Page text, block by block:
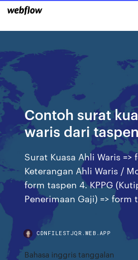
Contoh surat
waris dari
Surat Kuasa Ahli Waris
Keterangan Ahli Waris /
form taspen 4. KPPG
Penerimaan Gaji) => form
CDNFILESTJQR.WEB.APP
Bahasa inggris tanggalan